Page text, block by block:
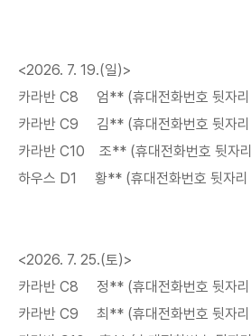
<2026. 7. 19.(일)>
카라반 C8 엄** (휴대전화번호 뒷자
카라반 C9 김** (휴대전화번호 뒷자
카라반 C10 조** (휴대전화번호 뒷자
하우스 D1 황** (휴대전화번호 뒷자
<2026. 7. 25.(토)>
카라반 C8 정** (휴대전화번호 뒷자
카라반 C9 최** (휴대전화번호 뒷자